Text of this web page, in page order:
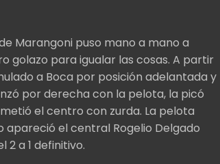
Marangoni puso mano a mano a
golazo para igualar las cosas. A partir
a Boca por posición adelantada y
por derecha con la pelota, la picó
el centro con zurda. La pelota
apareció el central Rogelio Delgado
a 1 definitivo.